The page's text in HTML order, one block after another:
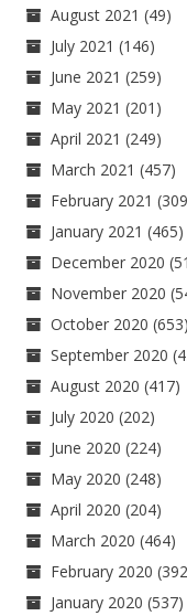
August 2021 (49)
July 2021 (146)
June 2021 (259)
May 2021 (201)
April 2021 (249)
March 2021 (457)
February 2021
January 2021 (465)
December 2020
November 2020
October 2020 (653)
September 2020
August 2020 (417)
July 2020 (202)
June 2020 (224)
May 2020 (248)
April 2020 (204)
March 2020 (464)
February 2020
January 2020 (537)